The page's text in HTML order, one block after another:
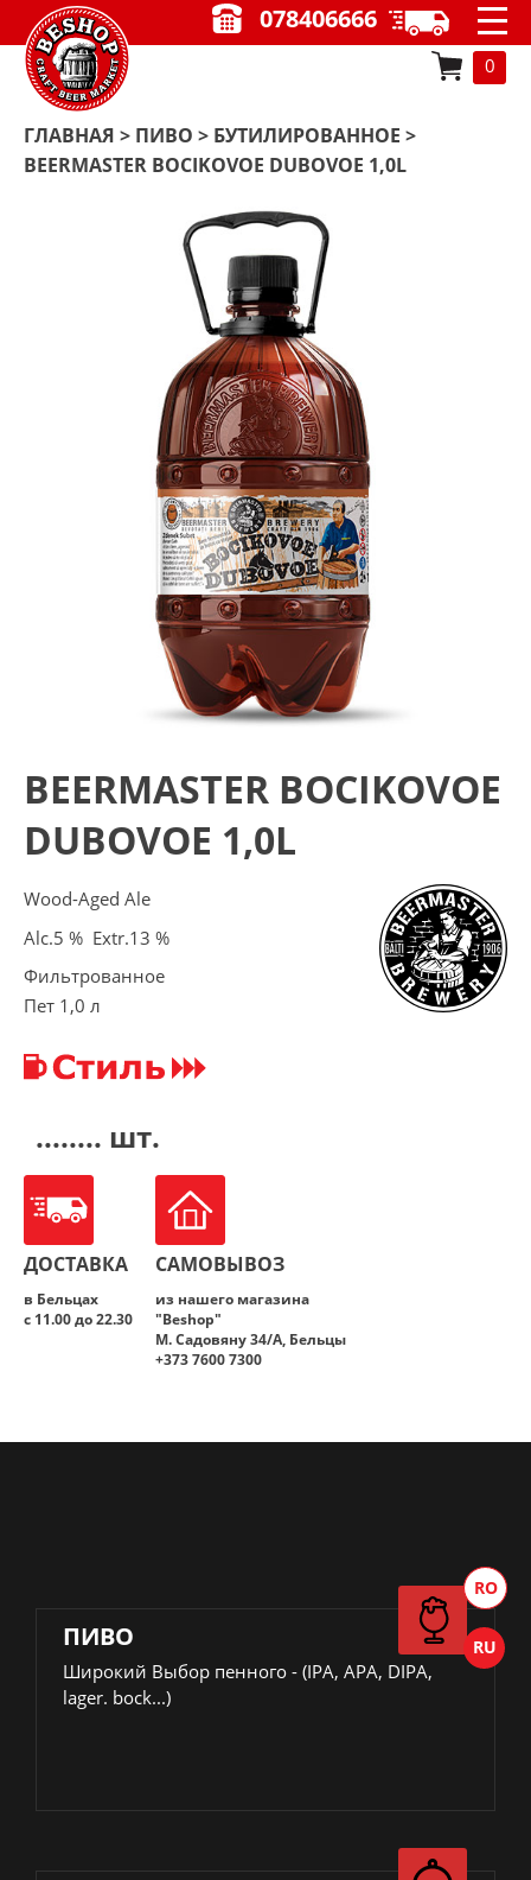
078406666
0
ГЛАВНАЯ > ПИВО > БУТИЛИРОВАННОЕ >
BEERMASTER BOCIKOVOE DUBOVOE 1,0L
BEERMASTER BOCIKOVOE
DUBOVOE 1,0L
Wood-Aged Ale
Alc.5 % Extr.13 %
Фильтрованное
Пет 1,0 л
........ шт.
ДОСТАВКА
в Бельцах
с 11.00 до 22.30
САМОВЫВОЗ
из нашего магазина
"Beshop"
M. Садовяну 34/A, Бельцы
+373 7600 7300
ПИВО
Широкий Выбор пенного - (IPA, APA, DIPA,
lager. bock...)